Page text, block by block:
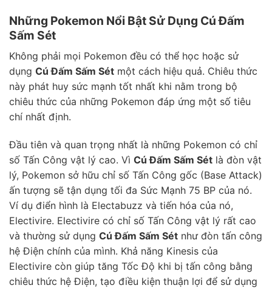
Những Pokemon Nổi Bật Sử Dụng Cú Đấm
Sấm Sét
Không phải mọi Pokemon đều có thể học hoặc sử
dụng Cú Đấm Sấm Sét một cách hiệu quả. Chiêu thức
này phát huy sức mạnh tốt nhất khi nằm trong bộ
chiêu thức của những Pokemon đáp ứng một số tiêu
chí nhất định.
Đầu tiên và quan trọng nhất là những Pokemon có chỉ
số Tấn Công vật lý cao. Vì Cú Đấm Sấm Sét là đòn vật
lý, Pokemon sở hữu chỉ số Tấn Công gốc (Base Attack)
ấn tượng sẽ tận dụng tối đa Sức Mạnh 75 BP của nó.
Ví dụ điển hình là Electabuzz và tiến hóa của nó,
Electivire. Electivire có chỉ số Tấn Công vật lý rất cao
và thường sử dụng Cú Đấm Sấm Sét như đòn tấn công
hệ Điện chính của mình. Khả năng Kinesis của
Electivire còn giúp tăng Tốc Độ khi bị tấn công bằng
chiêu thức hệ Điện, tạo điều kiện thuận lợi để sử dụng